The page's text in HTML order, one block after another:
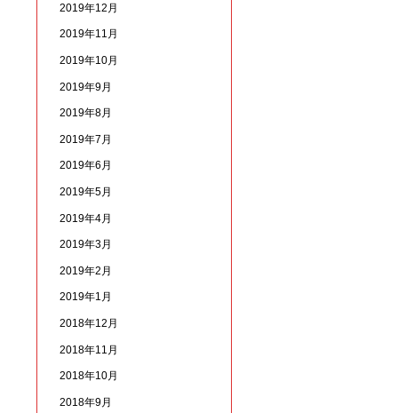
2019年12月
2019年11月
2019年10月
2019年9月
2019年8月
2019年7月
2019年6月
2019年5月
2019年4月
2019年3月
2019年2月
2019年1月
2018年12月
2018年11月
2018年10月
2018年9月